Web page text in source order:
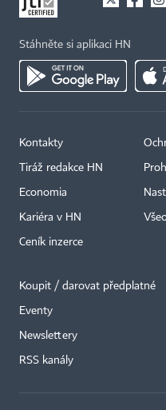
Stáhněte si aplikaci HN
Kontakty
Tiráž redakce HN
Economia
Kariéra v HN
Ceník inzerce
Koupit / darovat předplatné
Eventy
Newslettery
RSS kanály